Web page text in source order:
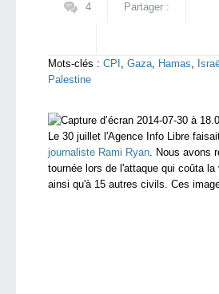
4 Partager :
Mots-clés : CPI , Gaza, Hamas,
Palestine
Le 30 juillet l'Agence Info Libre
journaliste Rami Ryan . Nous avons
tournée lors de l'attaque qui coûta la
ainsi qu'à 15 autres civils. Ces